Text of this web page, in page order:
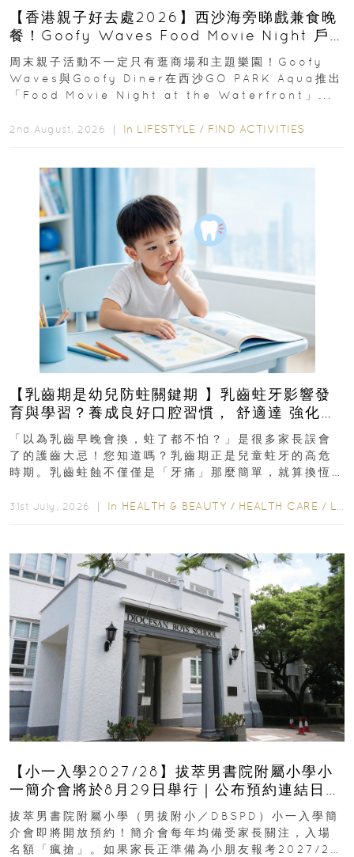
【香港親子好去處2026】西沙海旁睇戲兼食晚
餐！Goofy Waves Food Movie Night 戶
外影院逢週末登場
周末親子活動不一定只有逛商場和主題樂園！Goofy
Waves與Goofy Diner在西沙GO PARK Aqua推出
「Food Movie Night at the Waterfront」...
2nd August, 2026 ｜ In LIFESTYLE / FIND ACTIVITIES
【乳齒期是幼兒防蛀關鍵期 】乳齒蛀牙影響發
育與學習？養成良好口腔習慣， 舒適達 強化琺
瑯質 兒童牙膏防護指南
「以為乳齒早晚會換，蛀了都不怕？」是很多家長誤會
了的護齒大忌！您知道嗎？乳齒期正是兒童蛀牙的高危
時期。乳齒蛀蝕不僅僅是「牙痛」那麼簡單，就算換恆
31st July, 2026 ｜ In HEALTH & BEAUTY / HEALTH CARE / LIFESTYLE
【小一入學2027/28】拔萃男書院附屬小學小
一簡介會將於8月29日舉行｜公布預約連結日期
｜更設有網上重溫
拔萃男書院附屬小學（男拔附小／DBSPD）小一入學簡
介會即將開放預約！簡介會每年均備受家長關注，入場
名額「瘋搶」。如果家長正準備為小朋友報考2027/28